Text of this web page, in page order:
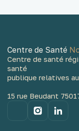
Centre de Santé
Centre de santé
santé
publique relatives
15 rue Beudant